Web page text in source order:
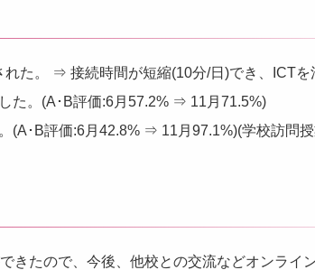
た。 ⇒ 接続時間が短縮(10分/日)でき、ICTを
た。(A･B評価:6月57.2% ⇒ 11月71.5%)
(A･B評価:6月42.8% ⇒ 11月97.1%)(学校訪問
きたので、今後、他校との交流などオンライ